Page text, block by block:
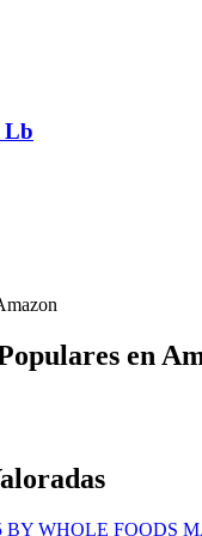
Lb
en
BY WHOLE FOODS